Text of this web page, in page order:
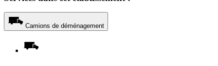
Camions de déménagement